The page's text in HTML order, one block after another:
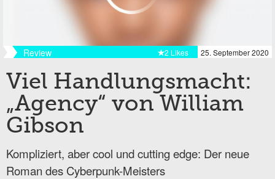
Review 25. September 2020
2 Likes
Viel Handlungsmacht:
„Agency“ von William
Gibson
Kompliziert, aber cool und cutting edge: Der neue
Roman des Cyberpunk-Meisters